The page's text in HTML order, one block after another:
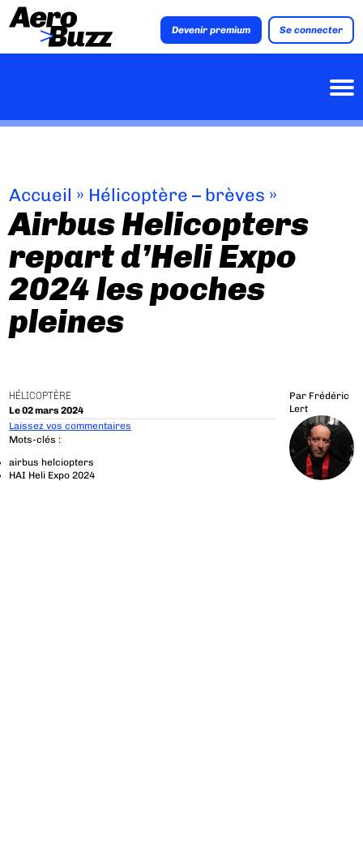
Devenir premium Se connecter
Accueil » Hélicoptère – brèves »
Airbus Helicopters
repart d’Heli Expo
2024 les poches
pleines
HÉLICOPTÈRE
Le 02 mars 2024
Par Frédéric
Lert
Laissez vos commentaires
Mots-clés :
airbus helciopters
HAI Heli Expo 2024